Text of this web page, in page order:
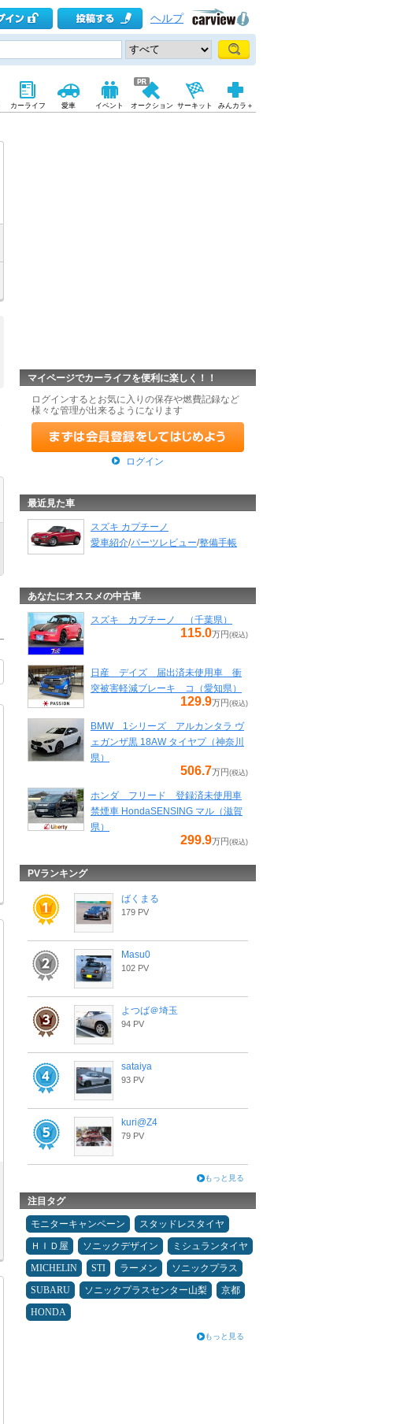
ヘルプ
カーライフ 愛車 イベント オークション サーキット みんカラ＋
マイページでカーライフを便利に楽しく！！
ログインするとお気に入りの保存や燃費記録など
様々な管理が出来るようになります
ログイン
最近見た車
スズキ カプチーノ
愛車紹介/パーツレビュー/整備手帳
あなたにオススメの中古車
スズキ カプチーノ （千葉県）
115.0万円 (税込)
日産 デイズ 届出済未使用車 衝
突被害軽減ブレーキ コ（愛知県）
129.9万円(税込)
BMW 1シリーズ アルカンタラ ヴ
ェガンザ黒 18AW タイヤプ（神奈川
県）
506.7万円(税込)
ホンダ フリード 登録済未使用車
禁煙車 HondaSENSING マル（滋賀
県）
299.9万円(税込)
PVランキング
ばくまる
179 PV
Masu0
102 PV
よつば＠埼玉
94 PV
sataiya
93 PV
kuri@Z4
79 PV
もっと見る
注目タグ
モニターキャンペーン
スタッドレスタイヤ
ＨＩＤ屋
ソニックデザイン
ミシュランタイヤ
MICHELIN
STI ラーメン
ソニックプラス
SUBARU
ソニックプラスセンター山梨
京都
HONDA
もっと見る